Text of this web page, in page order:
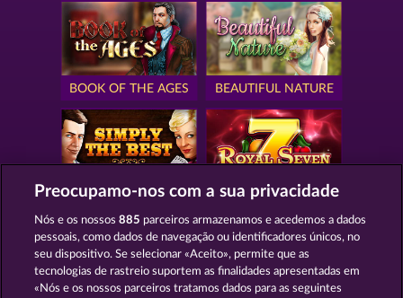
BOOK OF THE AGES BEAUTIFUL NATURE
SIMPLY THE BEST ROYAL SEVEN
Preocupamo-nos com a sua privacidade
Nós e os nossos885 parceiros armazenamos e acedemos a dados
pessoais, como dados de navegação ou identificadores únicos, no
seu dispositivo. Se selecionar «Aceito», permite que as
tecnologias de rastreio suportem as finalidades apresentadas em
«Nós e os nossos parceiros tratamos dados para as seguintes